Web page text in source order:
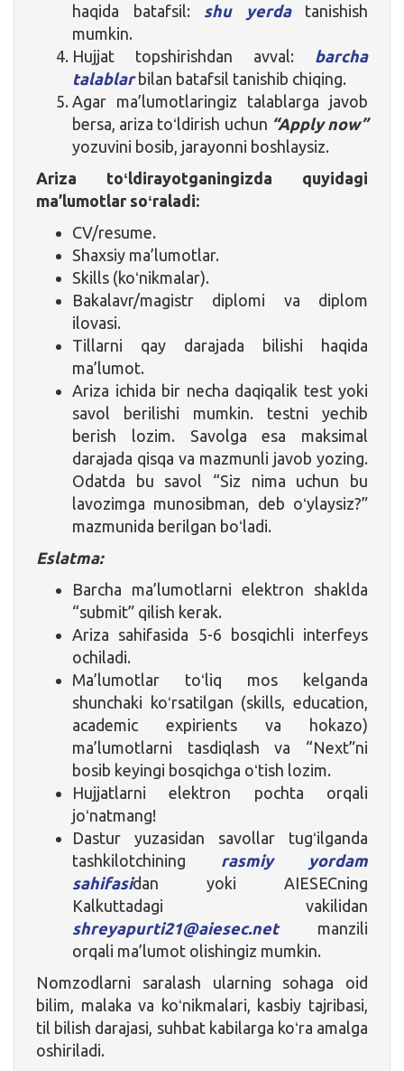
haqida batafsil: shu yerdatanishish
mumkin.
Hujjat topshirishdan avval: barcha
talablarbilan batafsil tanishib chiqing.
Agar ma’lumotlaringiz talablarga javob
bersa, ariza toʻldirish uchun “Apply now”
yozuvini bosib, jarayonni boshlaysiz.
Ariza toʻldirayotganingizda quyidagi
ma’lumotlar soʻraladi:
CV/resume.
Shaxsiy ma’lumotlar.
Skills (koʻnikmalar).
Bakalavr/magistr diplomi va diplom
ilovasi.
Tillarni qay darajada bilishi haqida
ma’lumot.
Ariza ichida bir necha daqiqalik test yoki
savol berilishi mumkin. testni yechib
berish lozim. Savolga esa maksimal
darajada qisqa va mazmunli javob yozing.
Odatda bu savol “Siz nima uchun bu
lavozimga munosibman, deb oʻylaysiz?”
mazmunida berilgan boʻladi.
Eslatma:
Barcha ma’lumotlarni elektron shaklda
“submit” qilish kerak.
Ariza sahifasida 5-6 bosqichli interfeys
ochiladi.
Ma’lumotlar toʻliq mos kelganda
shunchaki koʻrsatilgan (skills, education,
academic expirients va hokazo)
ma’lumotlarni tasdiqlash va “Next”ni
bosib keyingi bosqichga oʻtish lozim.
Hujjatlarni elektron pochta orqali
joʻnatmang!
Dastur yuzasidan savollar tugʻilganda
tashkilotchining rasmiy yordam
sahifasidan yoki AIESECning
Kalkuttadagi vakilidan
shreyapurti21@aiesec.netmanzili
orqali ma’lumot olishingiz mumkin.
Nomzodlarni saralash ularning sohaga oid
bilim, malaka va koʻnikmalari, kasbiy tajribasi,
til bilish darajasi, suhbat kabilarga koʻra amalga
oshiriladi.